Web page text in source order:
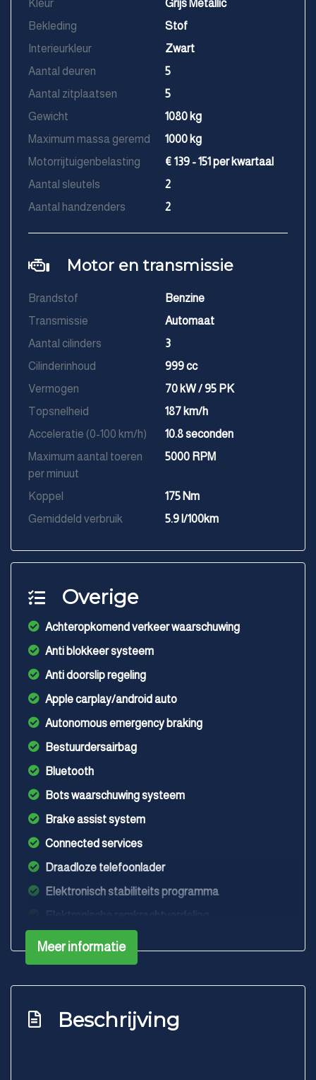
Kleur
Grijs Metallic
Bekleding
Stof
Interieurkleur
Zwart
Aantal deuren
5
Aantal zitplaatsen
5
Gewicht
1080 kg
Maximum massa geremd
1000 kg
Motorrijtuigenbelasting
€ 139 - 151 per kwartaal
Aantal sleutels
2
Aantal handzenders
2
Motor en transmissie
Brandstof
Benzine
Transmissie
Automaat
Aantal cilinders
3
Cilinderinhoud
999 cc
Vermogen
70 kW / 95 PK
Topsnelheid
187 km/h
Acceleratie (0-100 km/h)
10.8 seconden
Maximum aantal toeren
per minuut
5000 RPM
Koppel
175 Nm
Gemiddeld verbruik
5.9 l/100km
Overige
Achteropkomend verkeer waarschuwing
Anti blokkeer systeem
Anti doorslip regeling
Apple carplay/android auto
Autonomous emergency braking
Bestuurdersairbag
Bluetooth
Bots waarschuwing systeem
Brake assist system
Connected services
Draadloze telefoonlader
Elektronisch stabiliteits programma
Hoofd airbag(s) achter
Hoofd airbag(s) voor
Passagiersairbag
Zij airbag(s) voor
Meer informatie
Beschrijving